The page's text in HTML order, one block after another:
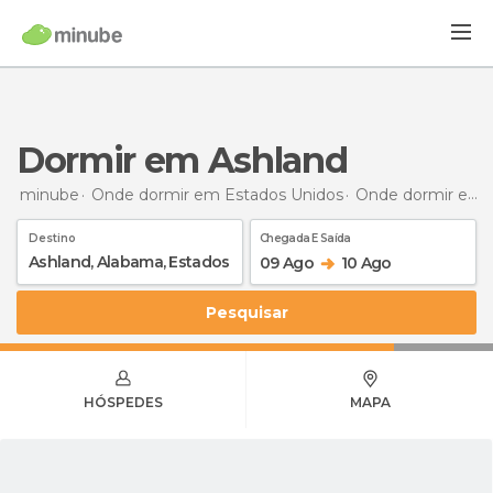
Dormir em Ashland
minube Onde dormir em Estados Unidos Onde dormir em Alabama
Destino Chegada E Saída
09 Ago 10 Ago
Pesquisar
HÓSPEDES MAPA